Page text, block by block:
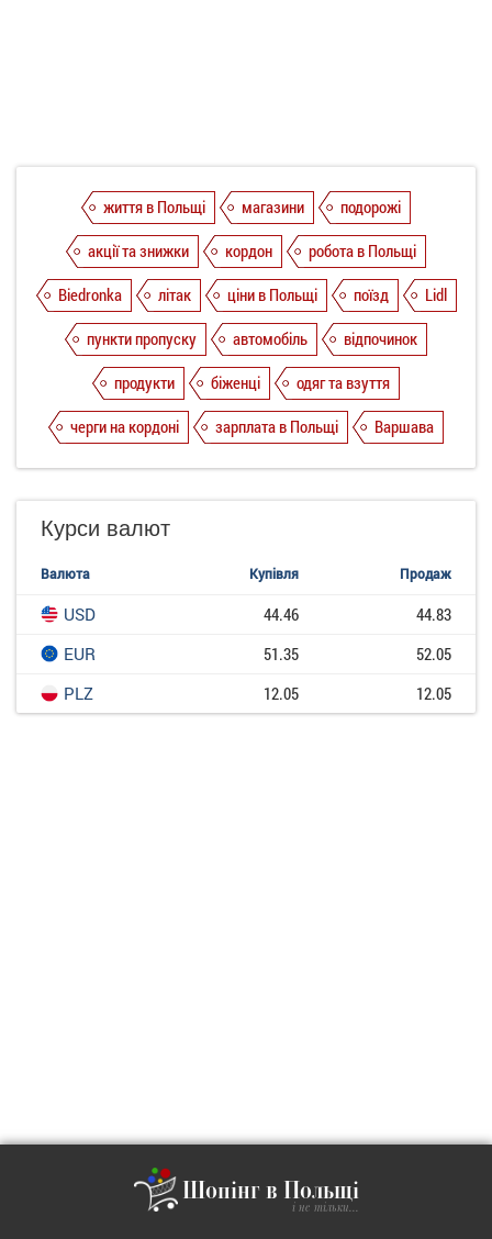
життя в Польщі магазини
подорожі
акції та знижки
кордон
робота в Польщі
Biedronka
літак ціни в Польщі поїзд
Lidl
пункти пропуску
автомобіль
відпочинок
продукти
біженці
одяг та взуття
черги на кордоні
зарплата в Польщі Варшава
Курси валют
Валюта Купівля Продаж
USD 44.46
44.83
EUR
51.35
52.05
PLZ
12.05 12.05
Шопінг в Польщі
і не тільки...